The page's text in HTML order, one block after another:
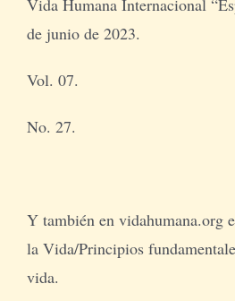
de junio de 2023.
Vol. 07.
No. 27.
Y también en vidahumana.org
la Vida/Principios
vida.